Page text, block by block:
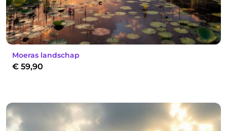
Moeras landschap
€ 59,90